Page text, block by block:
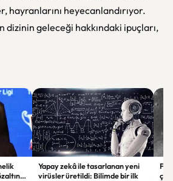
hayranlarını heyecanlandırıyor.
dizinin geleceği hakkındaki ipuçları,
Yapay zekâ ile tasarlanan yeni
virüsler üretildi: Bilimde bir ilk